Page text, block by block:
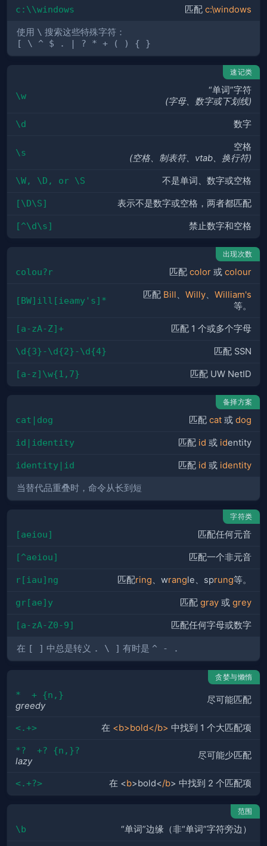
c:\\windows 匹配 c:\windows
使用 \ 搜索这些特殊字符：
[ \ ^ $ . | ? * + ( ) { }
速记类
\w
“单词”字符
(字母、数字或下划线)
\d 数字
\s
空格
(空格、制表符、vtab、换行符)
\W, \D, or \S 不是单词、数字或空格
[\D\S] 表示不是数字或空格，两者都匹配
[^\d\s] 禁止数字和空格
出现次数
colou?r 匹配 color 或 colour
[BW]ill[ieamy's]*
匹配 Bill Willy
William's
等。
[a-zA-Z]+ 匹配 1 个或多个字母
\d{3}-\d{2}-\d{4} 匹配 SSN
[a-z]\w{1,7} 匹配 UW NetID
备择方案
cat|dog 匹配 cat 或 dog
id|identity 匹配 id 或 identity
identity|id 匹配 id 或 identity
当替代品重叠时，命令从长到短
字符类
[aeiou] 匹配任何元音
[^aeiou] 匹配一个非元音
r[iau]ng 匹配ring、wrangle、sprung等。
gr[ae]y 匹配 gray 或 grey
[a-zA-Z0-9] 匹配任何字母或数字
在 [ ] 中总是转义 . \ ] 有时是 ^ - .
贪婪与懒惰
*  + {n,}
greedy
尽可能匹配
<.+> 在 <b>bold</b> 中找到 1 个大匹配项
*?  +? {n,}?
lazy
尽可能少匹配
<.+?> 在 <b>bold</b> 中找到 2 个匹配项
范围
\b “单词”边缘（非“单词”字符旁边）